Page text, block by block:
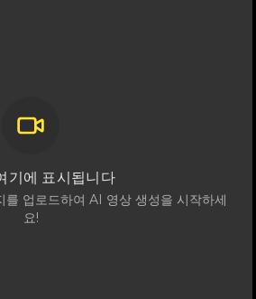
기에 표시됩니다
업로드하여 AI 영상 생성을 시작하세
요!